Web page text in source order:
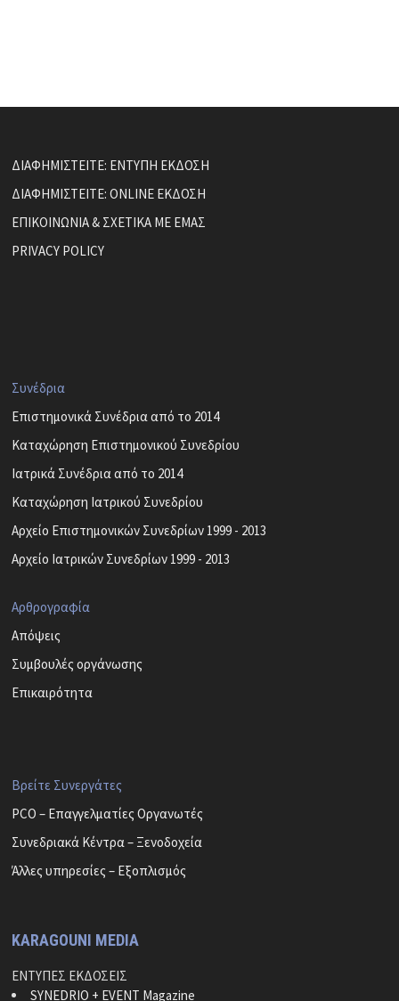
ΔΙΑΦΗΜΙΣΤΕΙΤΕ: ΕΝΤΥΠΗ ΕΚΔΟΣΗ
ΔΙΑΦΗΜΙΣΤΕΙΤΕ: ONLINE ΕΚΔΟΣΗ
ΕΠΙΚΟΙΝΩΝΙΑ & ΣΧΕΤΙΚΑ ΜΕ ΕΜΑΣ
PRIVACY POLICY
Συνέδρια
Επιστημονικά Συνέδρια από το 2014
Καταχώρηση Επιστημονικού Συνεδρίου
Ιατρικά Συνέδρια από το 2014
Καταχώρηση Ιατρικού Συνεδρίου
Αρχείο Επιστημονικών Συνεδρίων 1999 - 2013
Αρχείο Ιατρικών Συνεδρίων 1999 - 2013
Αρθρογραφία
Απόψεις
Συμβουλές οργάνωσης
Επικαιρότητα
Βρείτε Συνεργάτες
PCO – Επαγγελματίες Οργανωτές
Συνεδριακά Κέντρα – Ξενοδοχεία
Άλλες υπηρεσίες – Εξοπλισμός
KARAGOUNI MEDIA
ΕΝΤΥΠΕΣ ΕΚΔΟΣΕΙΣ
SYNEDRIO + EVENT Magazine